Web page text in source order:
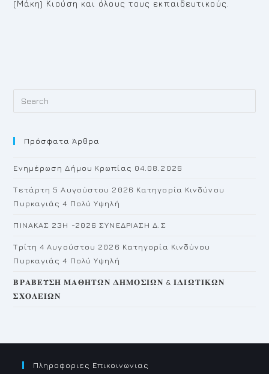
(Μάκη) Κιούση και όλους τους εκπαιδευτικούς.
Πρόσφατα Άρθρα
Ενημέρωση Δήμου Κρωπίας 04.08.2026
Τετάρτη 5 Αυγούστου 2026 Κατηγορία Κινδύνου
Πυρκαγιάς 4 Πολύ Υψηλή
ΠΙΝΑΚΑΣ 23H -2026 ΣΥΝΕΔΡΙΑΣΗ Δ.Σ
Τρίτη 4 Αυγούστου 2026 Κατηγορία Κινδύνου
Πυρκαγιάς 4 Πολύ Υψηλή
𝚩𝚸𝚨𝚩𝚬𝚼𝚺𝚮 𝚳𝚨𝚯𝚮𝚻𝛀𝚴 𝚫𝚮𝚳𝚶𝚺𝚰𝛀𝚴 & 𝚰𝚫𝚰𝛀𝚻𝚰𝚱𝛀𝚴
𝚺𝚾𝚶𝚲𝚬𝚰𝛀𝚴
Πληροφοριες Επικοινωνιας